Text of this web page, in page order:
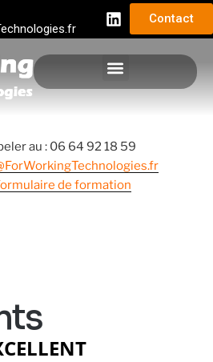
Contact
au : 06 64 92 18 59
de formation